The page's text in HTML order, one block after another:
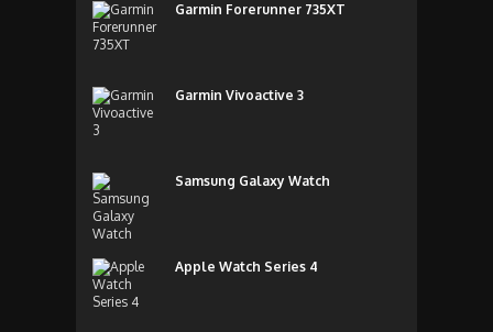
Garmin Forerunner 735XT
Garmin Vivoactive 3
Samsung Galaxy Watch
Apple Watch Series 4